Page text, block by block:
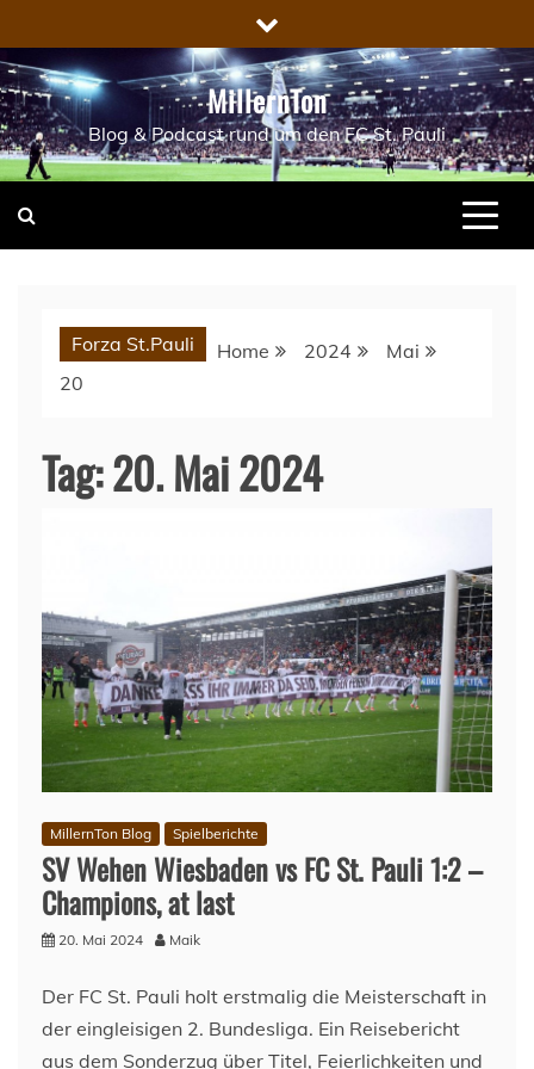
to
content
MillernTon
Blog & Podcast rund um den FC St. Pauli
Forza St.Pauli Home 2024
Mai
20
Tag:20. Mai 2024
MillernTon Blog Spielberichte
SV Wehen Wiesbaden vs FC St. Pauli 1:2 –
Champions, at last
20. Mai 2024 Maik
Der FC St. Pauli holt erstmalig die Meisterschaft in
der eingleisigen 2. Bundesliga. Ein Reisebericht
aus dem Sonderzug über Titel, Feierlichkeiten und